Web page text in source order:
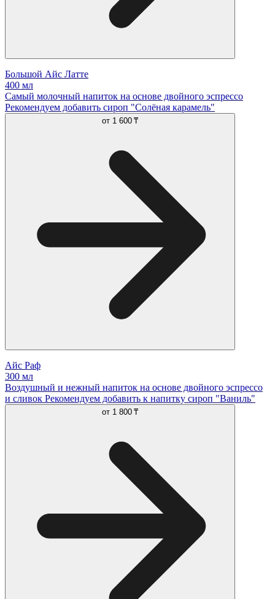
Большой Айс Латте
400 мл
Самый молочный напиток на основе двойного эспрессо
Рекомендуем добавить сироп "Солёная карамель"
от 1 600 ₸
Айс Раф
300 мл
Воздушный и нежный напиток на основе двойного эспрессо
и сливок Рекомендуем добавить к напитку сироп "Ваниль"
от 1 800 ₸